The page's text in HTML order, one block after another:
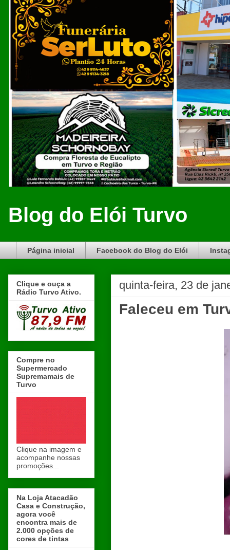
Blog do Elói Turvo
Página inicial Facebook do Blog do Elói
quinta-feira, 23 de
Faleceu em
Clique e ouça a
Rádio Turvo Ativo.
Compre no
Supermercado
Supremamais de
Turvo
Clique na imagem e
acompanhe nossas
promoções...
Na Loja Atacadão
Casa e Construção,
agora você
encontra mais de
2.000 opções de
cores de tintas